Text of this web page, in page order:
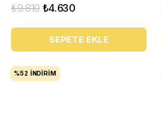
₺4.630
₺9.810
SEPETE EKLE
%52 İNDIRIM